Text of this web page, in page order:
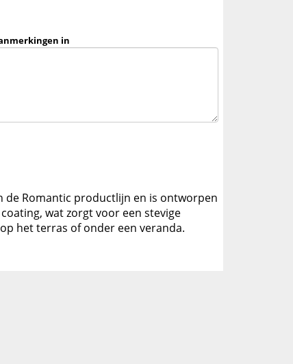
in
de Romantic productlijn en is ontworpen
wat zorgt voor een stevige
het terras of onder een veranda.